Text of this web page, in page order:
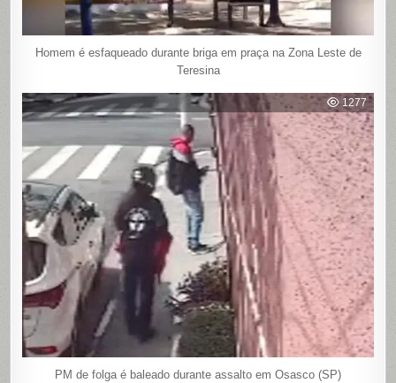
Homem é esfaqueado durante briga em praça na Zona Leste de
Teresina
1277
PM de folga é baleado durante assalto em Osasco (SP)